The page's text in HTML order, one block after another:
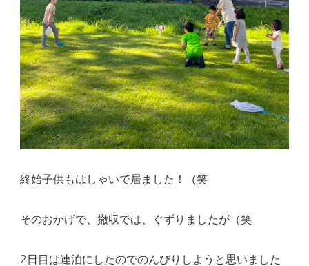
終始子供もはしゃいで居ました！（笑
そのおかげで、撤収では、ぐずりましたが（笑
2日目は連泊にしたのでのんびりしようと思いました